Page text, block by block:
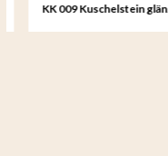
KK 009 Kuschelstein